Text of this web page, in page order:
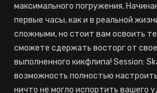
максимального погружения.
первые часы, как и в реальной
сложными, но стоит вам освоить
сможете сдержать восторг от
выполненного кикфлипа! Session:
возможность полностью
ничто не могло испортить вашего